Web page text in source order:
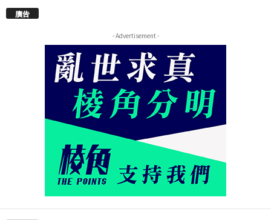
廣告
- Advertisement -